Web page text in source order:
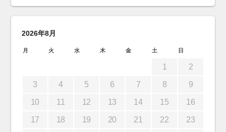
2026年8月
月 火 水 木 金 土 日
1 2
3 4 5 6 7 8 9
10 11 12 13 14 15 16
17 18 19 20 21 22 23